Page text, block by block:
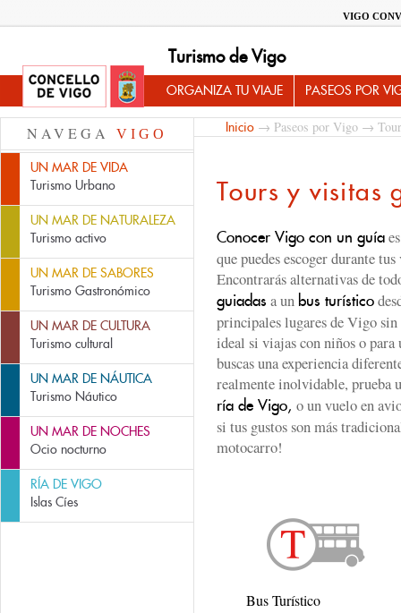
VIGO
Turismo de Vigo
ORGANIZA TU VIAJE PASEOS POR
NAVEGA VIGO
UN MAR DE VIDA
Turismo Urbano
UN MAR DE NATURALEZA
Turismo activo
UN MAR DE SABORES
Turismo Gastronómico
UN MAR DE CULTURA
Turismo cultural
UN MAR DE NÁUTICA
Turismo Náutico
UN MAR DE NOCHES
Ocio nocturno
RÍA DE VIGO
Islas Cíes
Inicio → Paseos por Vigo →
Tours y visitas
Conocer Vigo con un guía
que puedes escoger durante
Encontrarás alternativas de
guiadas a un bus turístico
principales lugares de Vigo
ideal si viajas con niños o para
buscas una experiencia
realmente inolvidable, prueba
ría de Vigo, o un vuelo en
si tus gustos son más
motocarro!
Bus Turístico